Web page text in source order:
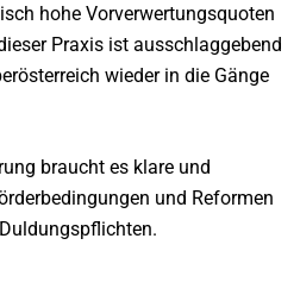
hohe Vorverwertungsquoten
Praxis ist ausschlaggebend
wieder in die Gänge
braucht es klare und
und Reformen